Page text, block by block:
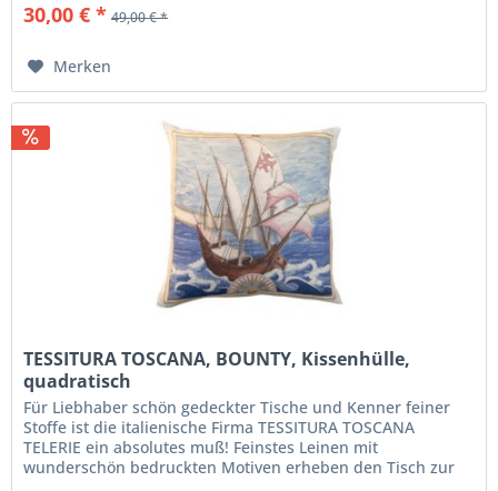
30,00 € * 49,00 € *
Merken
TESSITURA TOSCANA, BOUNTY, Kissenhülle,
quadratisch
Für Liebhaber schön gedeckter Tische und Kenner feiner
Stoffe ist die italienische Firma TESSITURA TOSCANA
TELERIE ein absolutes muß! Feinstes Leinen mit
wunderschön bedruckten Motiven erheben den Tisch zur